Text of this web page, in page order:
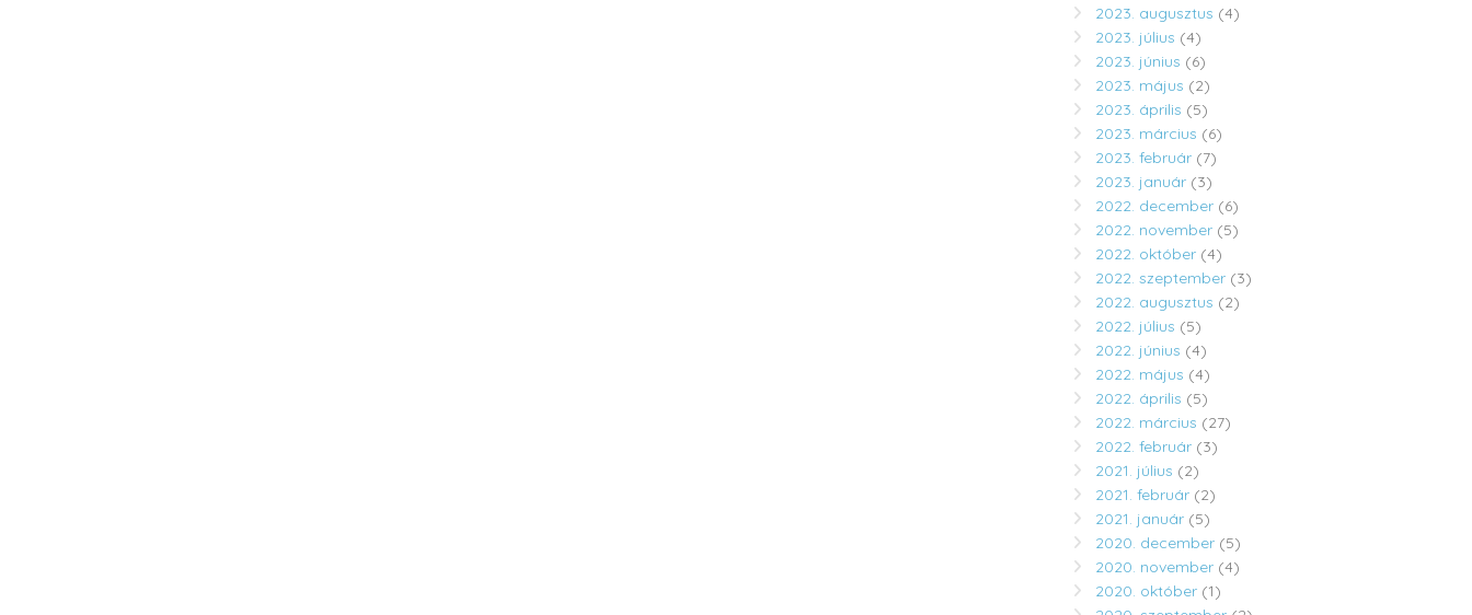
2023. augusztus (4)
2023. július (4)
2023. június (6)
2023. május (2)
2023. április (5)
2023. március (6)
2023. február(7)
2023. január(3)
2022. december(6)
2022. november(5)
2022. október(4)
2022. szeptember(3)
2022. augusztus (2)
2022. július (5)
2022. június (4)
2022. május (4)
2022. április (5)
2022. március (27)
2022. február(3)
2021. július (2)
2021. február(2)
2021. január(5)
2020. december(5)
2020. november(4)
2020. október(1)